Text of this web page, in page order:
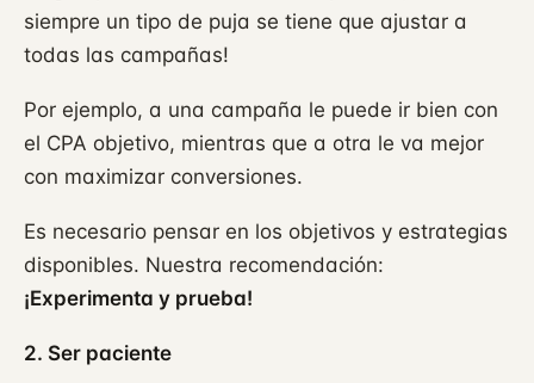
siempre un tipo de puja se tiene que ajustar a
todas las campañas!
Por ejemplo, a una campaña le puede ir bien con
el CPA objetivo, mientras que a otra le va mejor
con maximizar conversiones.
Es necesario pensar en los objetivos y estrategias
disponibles. Nuestra recomendación:
¡Experimenta y prueba!
2. Ser paciente